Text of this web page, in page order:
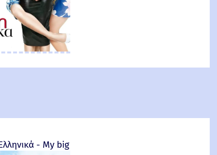
- My big fat Greek wedding - 2002